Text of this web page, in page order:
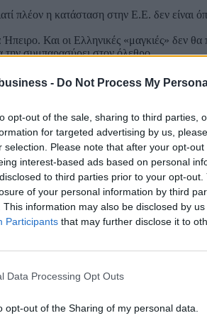
- Do Not Process My
opt-out of the sale, sharing to third parties,
for targeted advertising by us,
selection. Please note that after your opt-
interest-based ads based on personal
to third parties prior to your opt-
of your personal information by third
This information may also be disclosed by
Participants that may further disclose it to
Data Processing Opt Outs
opt-out of the Sharing of my personal data.
πλέον η κατάσταση στην Ε.Ε. δεν είναι
Και οι Ελληνικές «μαγκιές» δεν
την συμπαρασύρει στον όλεθρο.
σ’ ένα σωστό κράτος με λογικούς
πρόεδρος της Ένωσης Ευρωπαίων